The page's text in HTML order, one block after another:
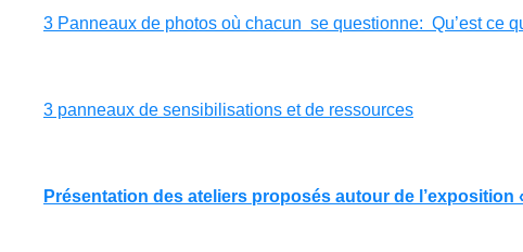
3 Panneaux de photos où chacun se questionne: Qu’est ce
3 panneaux de sensibilisations et de ressources
Présentation des ateliers proposés autour de